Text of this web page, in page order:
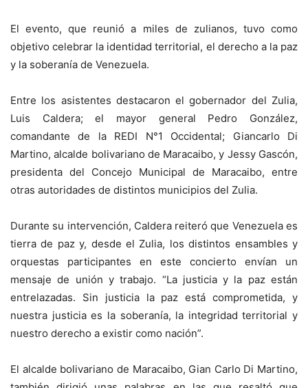
El evento, que reunió a miles de zulianos, tuvo como
objetivo celebrar la identidad territorial, el derecho a la paz
y la soberanía de Venezuela.
Entre los asistentes destacaron el gobernador del Zulia,
Luis Caldera; el mayor general Pedro González,
comandante de la REDI N°1 Occidental; Giancarlo Di
Martino, alcalde bolivariano de Maracaibo, y Jessy Gascón,
presidenta del Concejo Municipal de Maracaibo, entre
otras autoridades de distintos municipios del Zulia.
Durante su intervención, Caldera reiteró que Venezuela es
tierra de paz y, desde el Zulia, los distintos ensambles y
orquestas participantes en este concierto envían un
mensaje de unión y trabajo. “La justicia y la paz están
entrelazadas. Sin justicia la paz está comprometida, y
nuestra justicia es la soberanía, la integridad territorial y
nuestro derecho a existir como nación”.
El alcalde bolivariano de Maracaibo, Gian Carlo Di Martino,